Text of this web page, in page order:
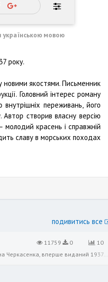
українською мовою
року.
новими якостями. Письменник
Головний інтерес роману
переживань, його
Автор створив власну версію
молодий красень і справжній
славу в морських походах
подивитись все
11759 0
10
Спиридон Черкасенко “Пригоди молодого лицаря” Історико-пригодницький роман для молоді Спиридона Черкасенка, вперше виданий 1937 року. Черкасенко наповнив свій твір особливими сюжетними рисами, збагатив його структуру новими якостя